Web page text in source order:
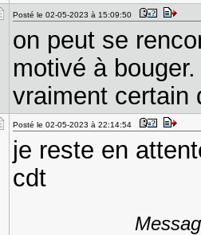
Posté le 02-05-2023 à 15:09:50
on peut se
motivé à
vraiment certain
Posté le 02-05-2023 à 22:14:54
je reste en
cdt